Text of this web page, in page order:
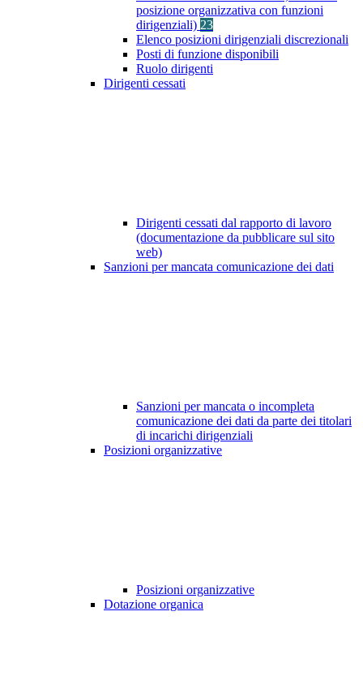
posizione organizzativa con funzioni
dirigenziali) 23
Elenco posizioni dirigenziali discrezionali
Posti di funzione disponibili
Ruolo dirigenti
Dirigenti cessati
Dirigenti cessati dal rapporto di lavoro
(documentazione da pubblicare sul sito
web)
Sanzioni per mancata comunicazione dei dati
Sanzioni per mancata o incompleta
comunicazione dei dati da parte dei titolari
di incarichi dirigenziali
Posizioni organizzative
Posizioni organizzative
Dotazione organica